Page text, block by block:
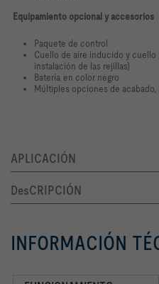
Equipamiento opcional y accesorios
Paquete de control
Cuello de aire inducido y cuello
instalación de las rejillas)
Batería en color negro
Múltiples opciones de acabado,
APLICACIÓN
DesCRIPCIÓN
INFORMACIÓN